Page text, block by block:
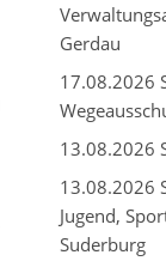
Gerdau
17.08.2026
13.08.2026
13.08.2026
Jugend,
Suderburg